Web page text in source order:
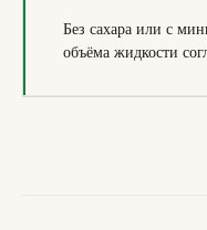
Без сахара или с
объёма жидкости